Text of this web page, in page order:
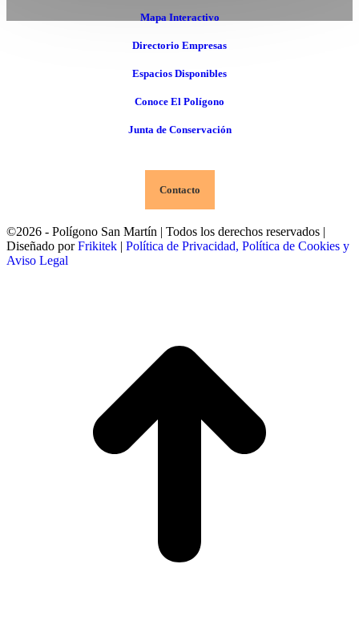
Mapa Interactivo
Directorio Empresas
Espacios Disponibles
Conoce El Polígono
Junta de Conservación
Contacto
©2026 - Polígono San Martín | Todos los derechos reservados |
Diseñado porFrikitek | Política de Privacidad, Política de Cookies y
Aviso Legal